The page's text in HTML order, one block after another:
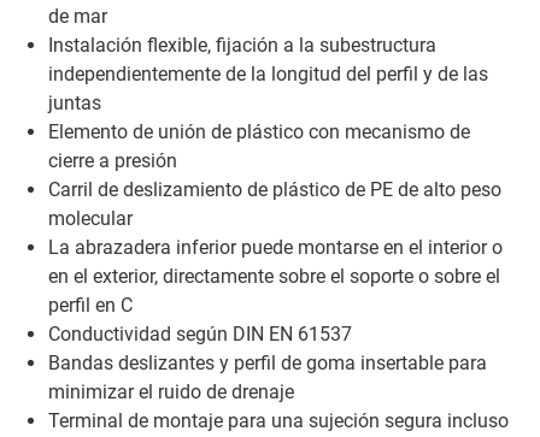
de mar
Instalación flexible, fijación a la subestructura
independientemente de la longitud del perfil y de las
juntas
Elemento de unión de plástico con mecanismo de
cierre a presión
Carril de deslizamiento de plástico de PE de alto peso
molecular
La abrazadera inferior puede montarse en el interior o
en el exterior, directamente sobre el soporte o sobre el
perfil en C
Conductividad según DIN EN 61537
Bandas deslizantes y perfil de goma insertable para
minimizar el ruido de drenaje
Terminal de montaje para una sujeción segura incluso